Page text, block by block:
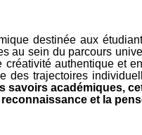
destinée aux
au sein du parcours
créativité authentique
des trajectoires
savoirs académiques,
et la